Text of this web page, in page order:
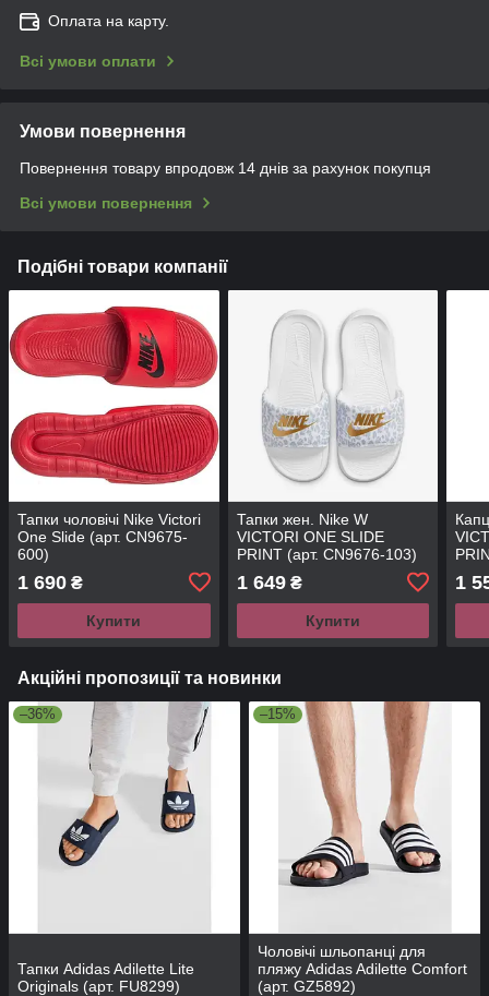
Оплата на карту.
Всі умови оплати
Умови повернення
Повернення товару впродовж 14 днів за рахунок покупця
Всі умови повернення
Подібні товари компанії
Тапки чоловічі Nike Victori
One Slide (арт. CN9675-
600)
1 690 ₴
Купити
Тапки жен. Nike W
VICTORI ONE SLIDE
PRINT (арт. CN9676-103)
1 649₴
Купити
1
Акційні пропозиції та новинки
–36%
Тапки Adidas Adilette Lite
Originals (арт. FU8299)
–15%
Чоловічі шльопанці для
пляжу Adidas Adilette Comfort
(арт. GZ5892)